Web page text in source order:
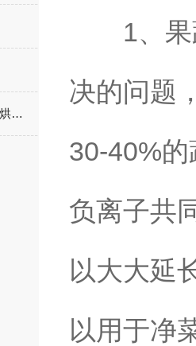
臭氧消毒柜（常温、低温烘干）
1、果蔬
决的问题
30-40%
负离子共
以大大延
以用于净